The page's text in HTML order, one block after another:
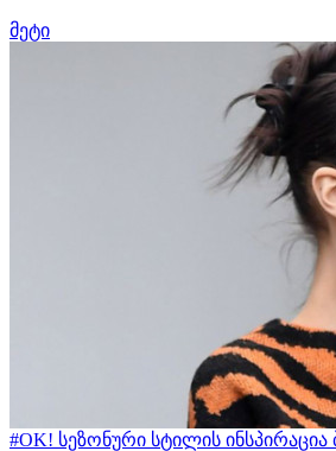
მეტი
#OK! სეზონური სტილის